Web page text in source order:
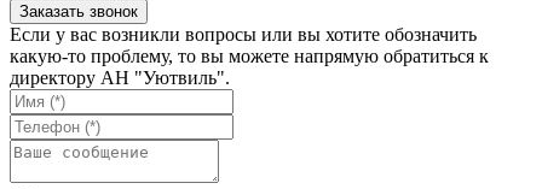
Если у вас возникли вопросы или вы хотите обозначить
какую-то проблему, то вы можете напрямую обратиться к
директору АН "Уютвиль".